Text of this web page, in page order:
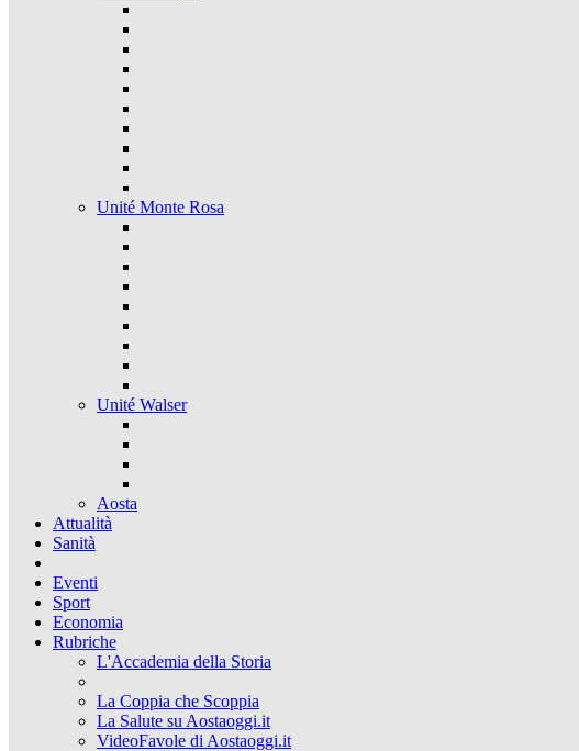
Unité Monte Rosa
Unité Walser
Aosta
Attualità
Sanità
Eventi
Sport
Economia
Rubriche
L'Accademia della Storia
La Coppia che Scoppia
La Salute su Aostaoggi.it
VideoFavole di Aostaoggi.it